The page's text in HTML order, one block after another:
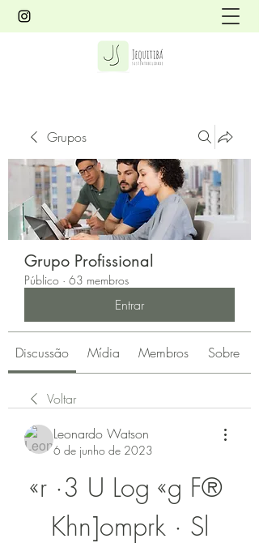
Grupos
Grupo Profissional
Público · 63 membros
Entrar
Discussão Mídia Membros Sobre
Voltar
Leonardo Watson
6 de junho de 2023
«r ·3 U Log «g F®
Khn]omprk · Sl